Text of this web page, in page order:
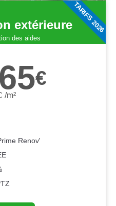
extérieure
des aides
€
/m²
Renov'
TARIFS 2026